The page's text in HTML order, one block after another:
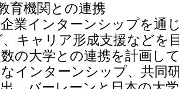
育機関との連携
業インターンシップを通
、キャリア形成支援などを
の大学との連携を計画し
インターンシップ、共同